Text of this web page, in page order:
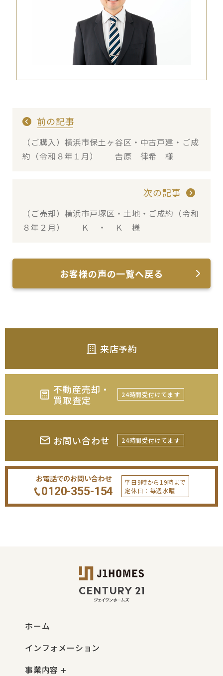
前の記事
（ご購入）横浜市保土ヶ谷区・中古戸建・ご成
約（令和８年１月） 𠮷原 律希 様
次の記事
（ご売却）横浜市戸塚区・土地・ご成約（令和
８年２月） Ｋ ・ Ｋ 様
お客様の声の一覧へ戻る
来店予約
不動産売却・
買取査定
24時間受付けてます
お問い合わせ 24時間受付けてます
お電話でのお問い合わせ
0120-355-154
平日9時から19時まで
定休日：毎週水曜
ホーム
インフォメーション
事業内容